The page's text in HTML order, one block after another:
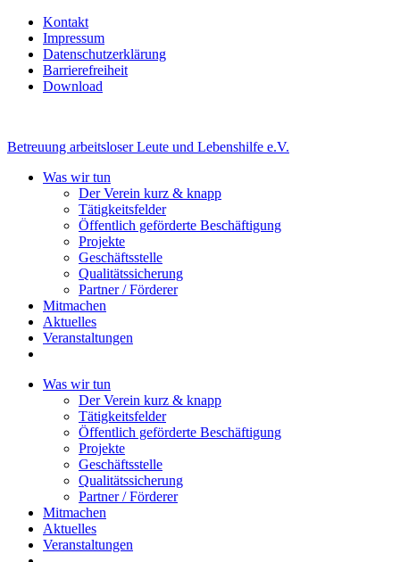
Kontakt
Impressum
Datenschutzerklärung
Barrierefreiheit
Download
Betreuung arbeitsloser Leute und Lebenshilfe e.V.
Was wir tun
Der Verein kurz & knapp
Tätigkeitsfelder
Öffentlich geförderte Beschäftigung
Projekte
Geschäftsstelle
Qualitätssicherung
Partner / Förderer
Mitmachen
Aktuelles
Veranstaltungen
Was wir tun
Der Verein kurz & knapp
Tätigkeitsfelder
Öffentlich geförderte Beschäftigung
Projekte
Geschäftsstelle
Qualitätssicherung
Partner / Förderer
Mitmachen
Aktuelles
Veranstaltungen